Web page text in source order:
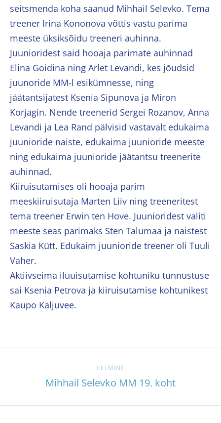
seitsmenda koha saanud Mihhail Selevko. Tema
treener Irina Kononova võttis vastu parima
meeste üksiksõidu treeneri auhinna.
Juunioridest said hooaja parimate auhinnad
Elina Goidina ning Arlet Levandi, kes jõudsid
juunoride MM-l esikümnesse, ning
jäätantsijatest Ksenia Sipunova ja Miron
Korjagin. Nende treenerid Sergei Rozanov, Anna
Levandi ja Lea Rand pälvisid vastavalt edukaima
juunioride naiste, edukaima juunioride meeste
ning edukaima juunioride jäätantsu treenerite
auhinnad.
Kiiruisutamises oli hooaja parim
meeskiiruisutaja Marten Liiv ning treeneritest
tema treener Erwin ten Hove. Juunioridest valiti
meeste seas parimaks Sten Talumaa ja naistest
Saskia Kütt. Edukaim juunioride treener oli Tuuli
Vaher.
Aktiivseima iluuisutamise kohtuniku tunnustuse
sai Ksenia Petrova ja kiiruisutamise kohtunikest
Kaupo Kaljuvee.
EELMINE
Mihhail Selevko MM 19. koht